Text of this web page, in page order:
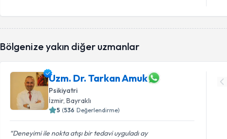
Bölgenize yakın diğer uzmanlar
Uzm. Dr. Tarkan Amuk
Psikiyatri
İzmir, Bayraklı
5 (536 Değerlendirme)
Deneyimi ile nokta atışı bir tedavi uyguladı ay